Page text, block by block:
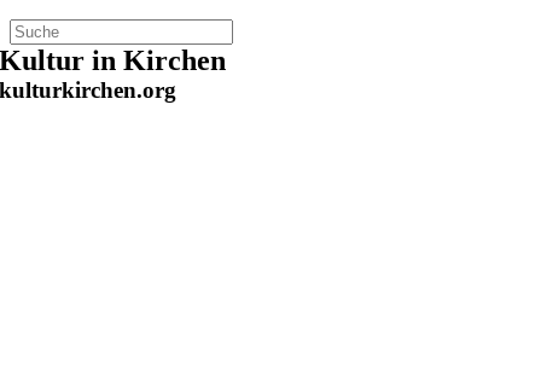
Zum
Inhalt
springen
Kultur in Kirchen
kulturkirchen.org